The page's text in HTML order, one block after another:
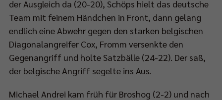
der Ausgleich da (20-20), Schöps hielt das deutsche
Team mit feinem Händchen in Front, dann gelang
endlich eine Abwehr gegen den starken belgischen
Diagonalangreifer Cox, Fromm versenkte den
Gegenangriff und holte Satzbälle (24-22). Der saß,
der belgische Angriff segelte ins Aus.
Michael Andrei kam früh für Broshog (2-2) und nach